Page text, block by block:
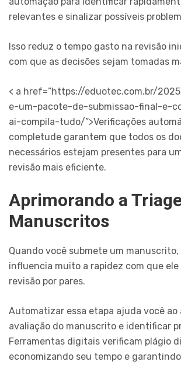
relevantes e sinalizar possíveis
Isso reduz o tempo gasto na revisão
com que as decisões sejam tomadas
< a href=”https://eduotec.com.br/
e-um-pacote-de-submissao-final-e-
ai-compila-tudo/”>Verificações
completude garantem que todos os
necessários estejam presentes para
revisão mais eficiente.
Aprimorando a
Manuscritos
Quando você submete um
influencia muito a rapidez com que ele
revisão por pares.
Automatizar essa etapa ajuda você ao
avaliação do manuscrito e identificar
Ferramentas digitais verificam plágio
economizando seu tempo e